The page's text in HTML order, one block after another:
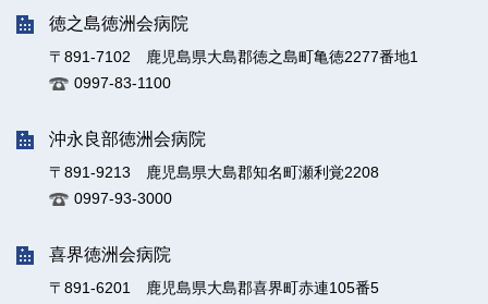
徳之島徳洲会病院
〒891-7102 鹿児島県大島郡徳之島町亀徳2277番地1
0997-83-1100
沖永良部徳洲会病院
〒891-9213 鹿児島県大島郡知名町瀬利覚2208
0997-93-3000
喜界徳洲会病院
〒891-6201 鹿児島県大島郡喜界町赤連105番5